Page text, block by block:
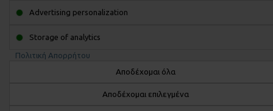
Advertising personalization
Storage of analytics
Πολιτική Απορρήτου
Αποδέχομαι όλα
Αποδέχομαι επιλεγμένα